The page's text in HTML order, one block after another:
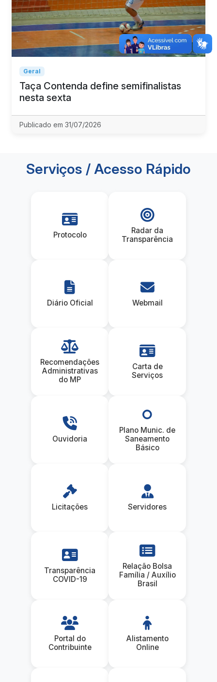
Geral
Taça Contenda define semifinalistas
nesta sexta
Publicado em 31/07/2026
Serviços / Acesso Rápido
Protocolo
Radar da
Transparência
Diário Oficial Webmail
Recomendações
Administrativas
do MP
Carta de
Serviços
Ouvidoria
Plano Munic. de
Saneamento
Básico
Licitações Servidores
Transparência
COVID-19
Relação Bolsa
Família / Auxílio
Brasil
Portal do
Contribuinte
Alistamento
Online